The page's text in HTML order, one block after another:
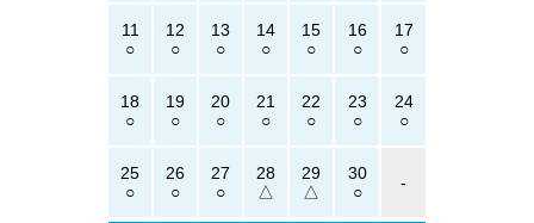
11 12 13 14 15 16 17
18 19 20 21 22 23 24
25 26 27 28 29 30 -